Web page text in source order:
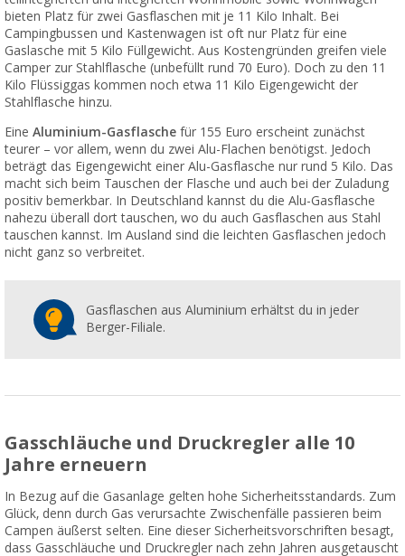
bieten Platz für zwei Gasflaschen mit je 11 Kilo Inhalt. Bei
Campingbussen und Kastenwagen ist oft nur Platz für eine
Gaslasche mit 5 Kilo Füllgewicht. Aus Kostengründen greifen viele
Camper zur Stahlflasche (unbefüllt rund 70 Euro). Doch zu den 11
Kilo Flüssiggas kommen noch etwa 11 Kilo Eigengewicht der
Stahlflasche hinzu.
Eine Aluminium-Gasflasche für 155 Euro erscheint zunächst
teurer – vor allem, wenn du zwei Alu-Flachen benötigst. Jedoch
beträgt das Eigengewicht einer Alu-Gasflasche nur rund 5 Kilo. Das
macht sich beim Tauschen der Flasche und auch bei der Zuladung
positiv bemerkbar. In Deutschland kannst du die Alu-Gasflasche
nahezu überall dort tauschen, wo du auch Gasflaschen aus Stahl
tauschen kannst. Im Ausland sind die leichten Gasflaschen jedoch
nicht ganz so verbreitet.
Gasflaschen aus Aluminium erhältst du in jeder
Berger-Filiale.
Gasschläuche und Druckregler alle 10
Jahre erneuern
In Bezug auf die Gasanlage gelten hohe Sicherheitsstandards. Zum
Glück, denn durch Gas verursachte Zwischenfälle passieren beim
Campen äußerst selten. Eine dieser Sicherheitsvorschriften besagt,
dass Gasschläuche und Druckregler nach zehn Jahren ausgetauscht